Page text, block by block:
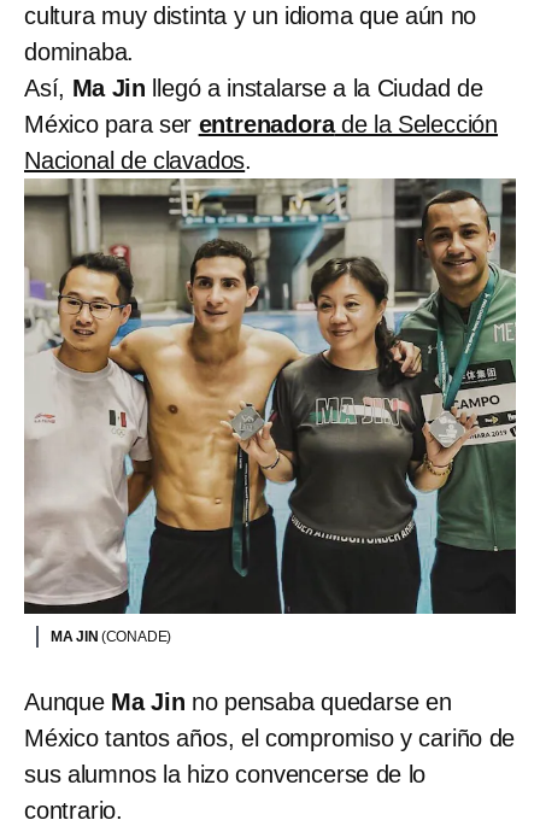
cultura muy distinta y un idioma que aún no
dominaba.
Así, Ma Jin llegó a instalarse a la Ciudad de
México para ser entrenadorade la Selección
Nacional de clavados.
MA JIN (CONADE)
Aunque Ma Jin no pensaba quedarse en
México tantos años, el compromiso y cariño de
sus alumnos la hizo convencerse de lo
contrario.